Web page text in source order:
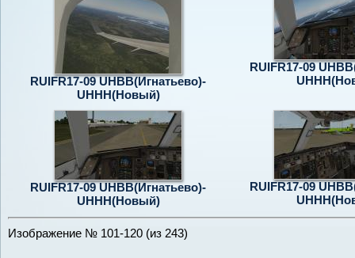
RUIFR17-09 UHBB(Игнатьево)-
UHHH(Новый)
RUIFR17-09
RUIFR17-09 UHBB(Игнатьево)-
UHHH(Новый)
RUIFR17-09
Изображение № 101-120 (из 243)